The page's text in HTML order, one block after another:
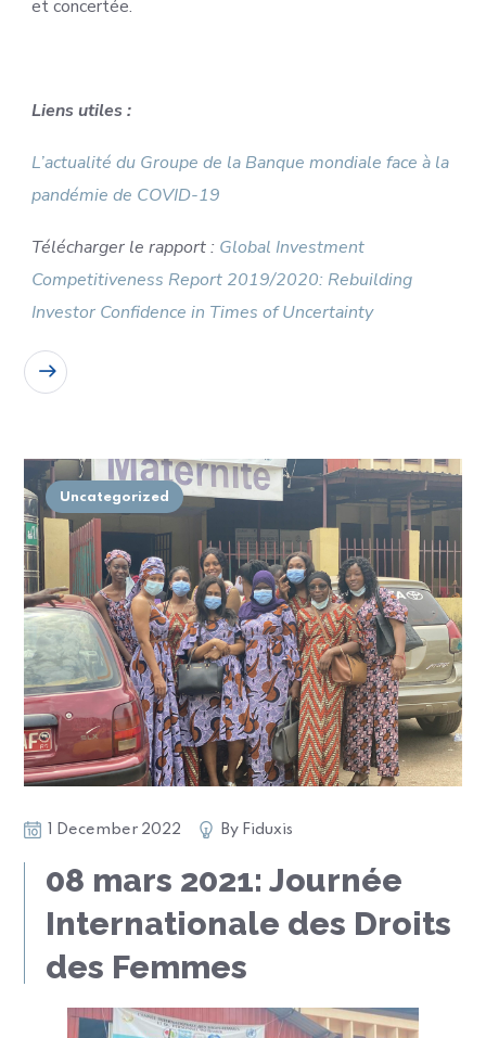
et concertée.
Liens utiles :
L’actualité du Groupe de la Banque mondiale face à la
pandémie de COVID-19
Télécharger le rapport : Global Investment
Competitiveness Report 2019/2020: Rebuilding
Investor Confidence in Times of Uncertainty
Uncategorized
1 December 2022 By Fiduxis
08 mars 2021: Journée
Internationale des Droits
des Femmes